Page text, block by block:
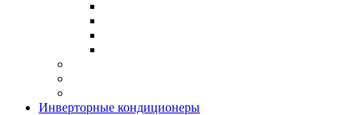
Инверторные кондиционеры